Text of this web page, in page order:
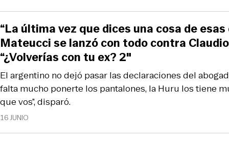
16 JUNIO
El argentino no dejó pasar las declaraciones del
falta mucho ponerte los pantalones, la Huru los tiene
que vos”, disparó.
“La última vez que dices una cosa de
Mateucci se lanzó con todo contra
“¿Volverías con tu ex? 2″